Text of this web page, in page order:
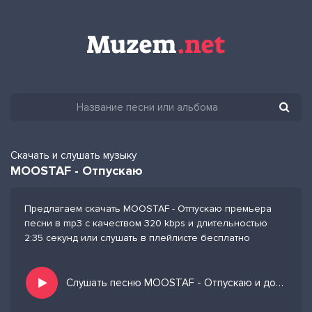
Скачать и слушать музыку
MOOSTAF - Отпускаю
Предлагаем скачать MOOSTAF - Отпускаю премьера
песни в mp3 с качеством 320 kbps и длительностью
2:35 секунд или слушать в плейлисте бесплатно
Слушать песню MOOSTAF - Отпускаю и добавить в избранных